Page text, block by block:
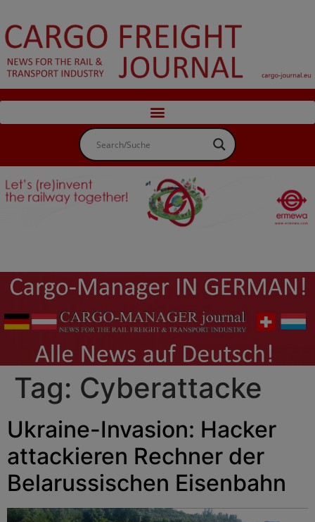
Tag: Cyberattacke
Ukraine-Invasion: Hacker
attackieren Rechner der
Belarussischen Eisenbahn